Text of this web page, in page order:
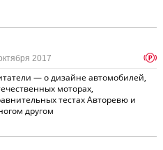
— о дизайне автомобилей,
моторах,
тестах Авторевю и
другом
2017 p